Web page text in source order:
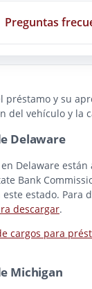
Preguntas
préstamo y su
del vehículo y la
Delaware
en Delaware
Bank
este estado. Para
descargar.
cargos para
Michigan